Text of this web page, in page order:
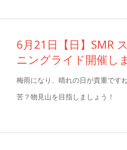
6月21日【日】SMR
ニングライド開催し
梅雨になり、晴れの日が貴重です
苦？物見山を目指しましょう！